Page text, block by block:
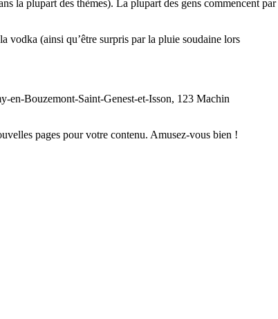
la plupart des thèmes). La plupart des gens commencent par
vodka (ainsi qu’être surpris par la pluie soudaine lors
en-Bouzemont-Saint-Genest-et-Isson, 123 Machin
pages pour votre contenu. Amusez-vous bien !